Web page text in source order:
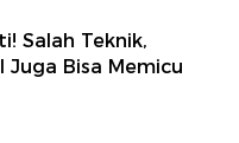
Salah Teknik,
Juga Bisa Memicu